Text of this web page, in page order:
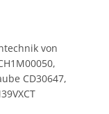
von
CD30647,